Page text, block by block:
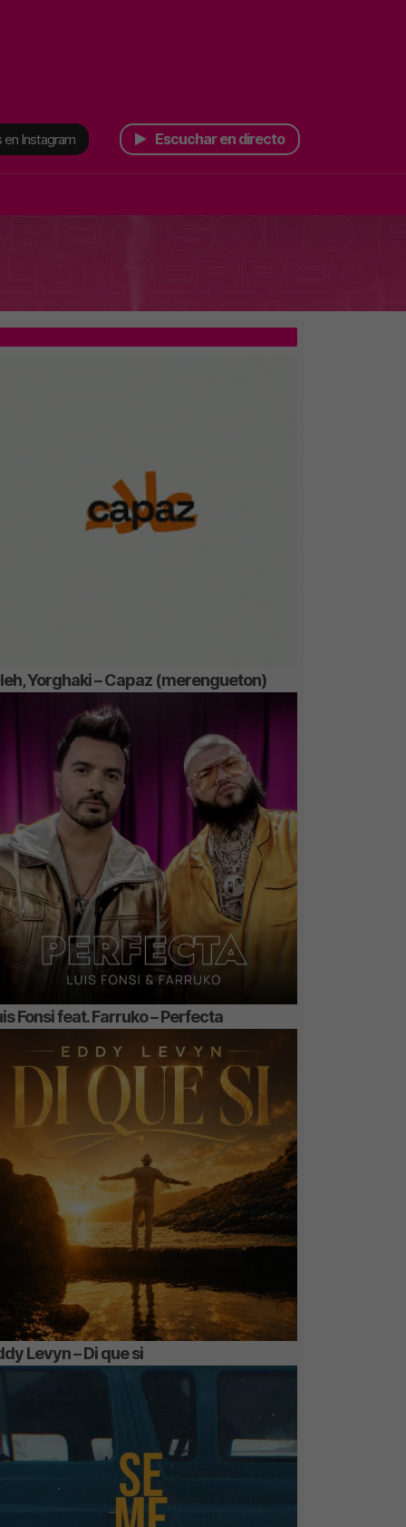
en Instagram Escuchar en directo
Yorghaki – Capaz (merengueton)
Fonsi feat. Farruko – Perfecta
Levyn – Di que si